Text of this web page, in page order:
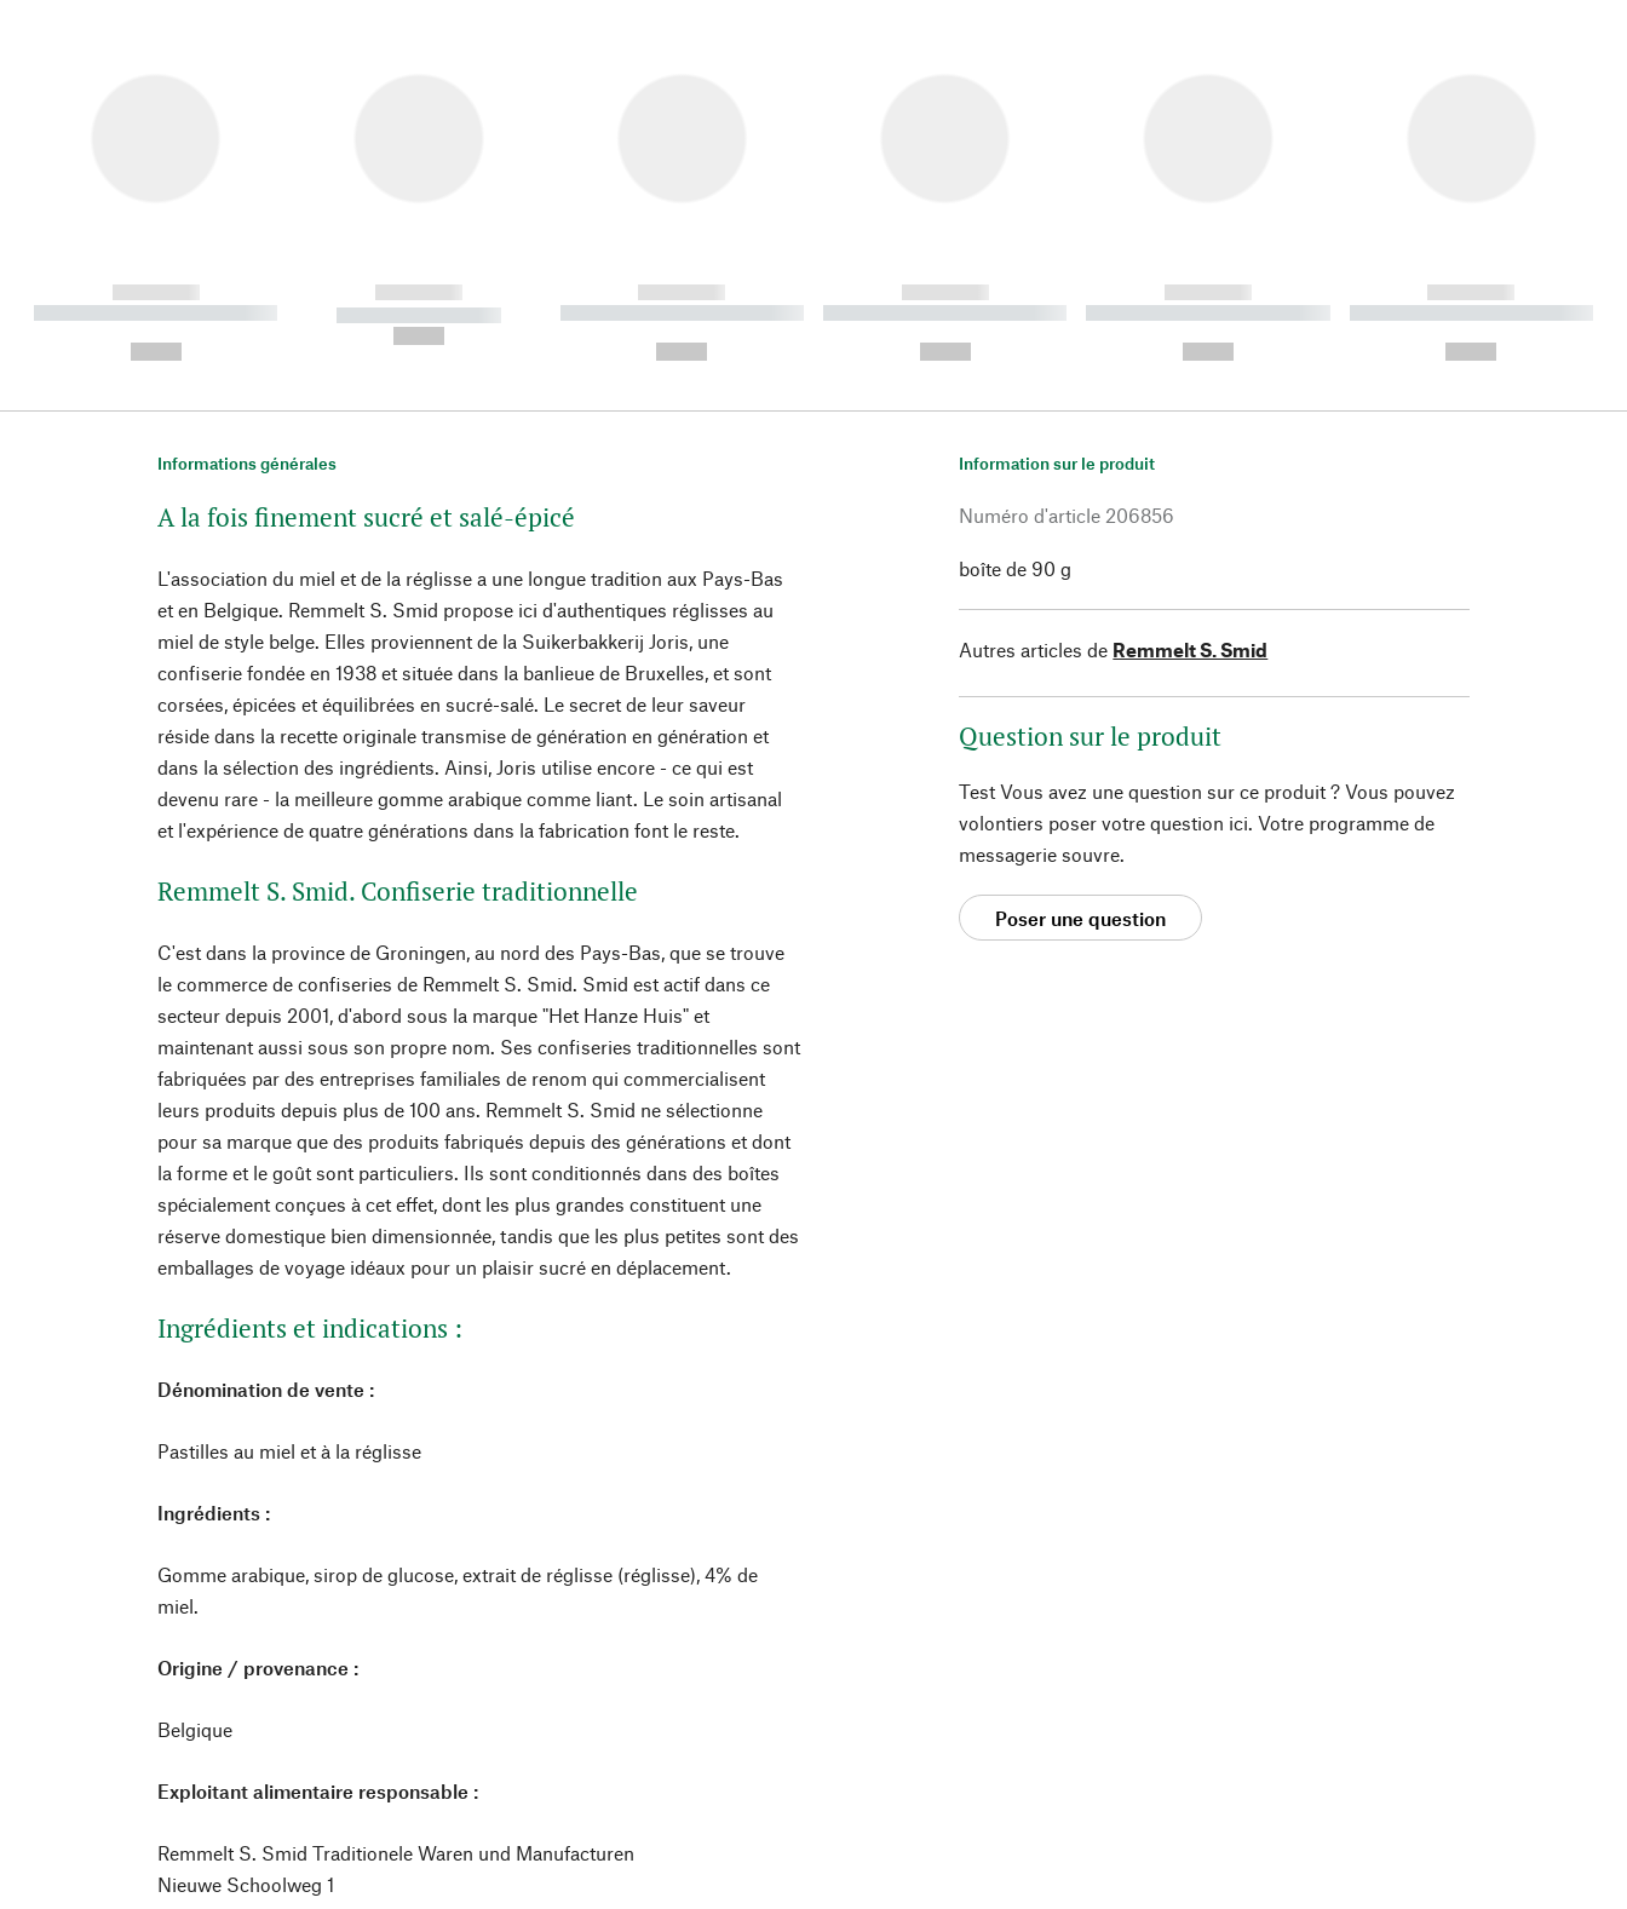
------------
----------- ----------- ----------
------------
----------- -----------
------------
----------- ----------- ----------
------------
----------- ----------- ----------
------------
----------- ----------- ----------
------------
----------- ----------- ----------
Informations générales
A la fois finement sucré et salé-épicé
L'association du miel et de la réglisse a une longue tradition aux Pays-Bas
et en Belgique. Remmelt S. Smid propose ici d'authentiques réglisses au
miel de style belge. Elles proviennent de la Suikerbakkerij Joris, une
confiserie fondée en 1938 et située dans la banlieue de Bruxelles, et sont
corsées, épicées et équilibrées en sucré-salé. Le secret de leur saveur
réside dans la recette originale transmise de génération en génération et
dans la sélection des ingrédients. Ainsi, Joris utilise encore - ce qui est
devenu rare - la meilleure gomme arabique comme liant. Le soin artisanal
et l'expérience de quatre générations dans la fabrication font le reste.
Remmelt S. Smid. Confiserie traditionnelle
C'est dans la province de Groningen, au nord des Pays-Bas, que se trouve
le commerce de confiseries de Remmelt S. Smid. Smid est actif dans ce
secteur depuis 2001, d'abord sous la marque "Het Hanze Huis" et
maintenant aussi sous son propre nom. Ses confiseries traditionnelles sont
fabriquées par des entreprises familiales de renom qui commercialisent
leurs produits depuis plus de 100 ans. Remmelt S. Smid ne sélectionne
pour sa marque que des produits fabriqués depuis des générations et dont
la forme et le goût sont particuliers. Ils sont conditionnés dans des boîtes
spécialement conçues à cet effet, dont les plus grandes constituent une
réserve domestique bien dimensionnée, tandis que les plus petites sont des
emballages de voyage idéaux pour un plaisir sucré en déplacement.
Ingrédients et indications :
Dénomination de vente :
Pastilles au miel et à la réglisse
Ingrédients :
Gomme arabique, sirop de glucose, extrait de réglisse (réglisse), 4% de
miel.
Origine / provenance :
Belgique
Exploitant alimentaire responsable :
Remmelt S. Smid Traditionele Waren und Manufacturen
Nieuwe Schoolweg 1
Information sur le produit
Numéro d'article 206856
boîte de 90 g
Autres articles de Remmelt S. Smid
Question sur le produit
Test Vous avez une question sur ce produit ? Vous pouvez
volontiers poser votre question ici. Votre programme de
messagerie souvre.
Poser une question